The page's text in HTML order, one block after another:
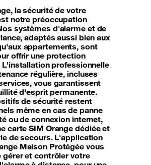
la sécurité de votre
notre préoccupation
systèmes d'alarme et de
adaptés aussi bien aux
appartements, sont
offrir une protection
professionnelle
régulière, incluses
vous garantissent
d'esprit permanente.
de sécurité restent
même en cas de panne
ou de connexion internet,
carte SIM Orange dédiée et
de secours. L'application
Maison Protégée vous
gérer et contrôler votre